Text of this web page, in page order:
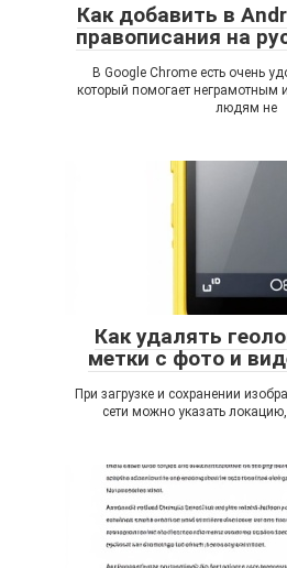
Как добавить в
правописания на
В Google Chrome есть очень
который помогает неграмотным
людям не
Как удалять
метки с фото и
При загрузке и сохранении
сети можно указать